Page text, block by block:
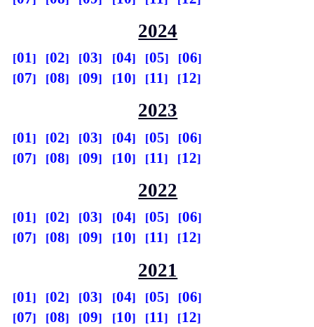
2024
01 02 03 04 05
06
07
08 09 10 11 12
2023
01 02 03 04 05
06
07
08 09 10 11 12
2022
01 02 03 04 05
06
07
08 09 10 11 12
2021
01 02 03 04 05
06
07
08 09 10 11 12